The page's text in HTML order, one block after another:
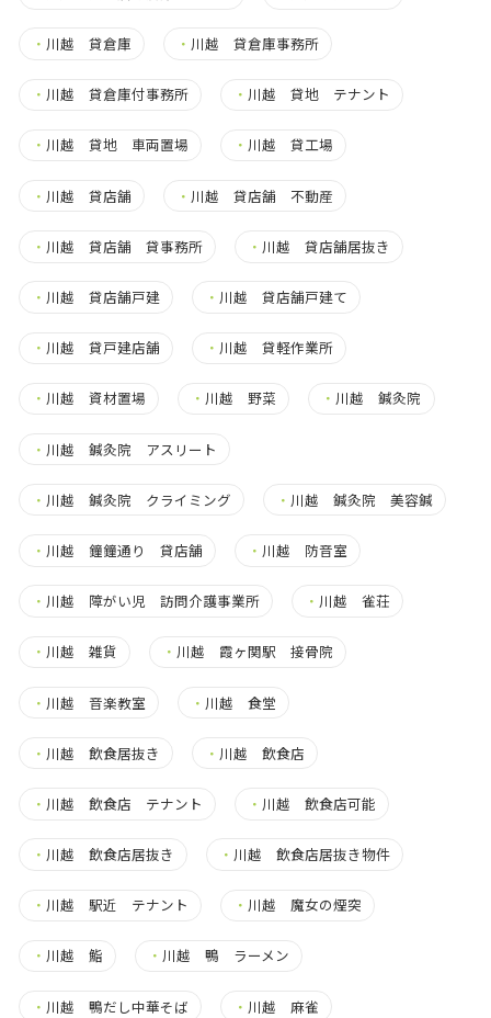
・ 川越 貸倉庫 ・ 川越 貸倉庫事務所
・ 川越 貸倉庫付事務所 ・ 川越 貸地 テナント
・ 川越 貸地 車両置場 ・ 川越 貸工場
・ 川越 貸店舗 ・ 川越 貸店舗 不動産
・ 川越 貸店舗 貸事務所 ・ 川越 貸店舗居抜き
・ 川越 貸店舗戸建 ・ 川越 貸店舗戸建て
・ 川越 貸戸建店舗 ・ 川越 貸軽作業所
・ 川越 資材置場 ・ 川越 野菜 ・ 川越 鍼灸院
・ 川越 鍼灸院 アスリート
・ 川越 鍼灸院 クライミング ・ 川越 鍼灸院 美容鍼
・ 川越 鐘鐘通り 貸店舗 ・ 川越 防音室
・ 川越 障がい児 訪問介護事業所 ・ 川越 雀荘
・ 川越 雑貨 ・ 川越 霞ヶ関駅 接骨院
・ 川越 音楽教室 ・ 川越 食堂
・ 川越 飲食居抜き ・ 川越 飲食店
・ 川越 飲食店 テナント ・ 川越 飲食店可能
・ 川越 飲食店居抜き ・ 川越 飲食店居抜き物件
・ 川越 駅近 テナント ・ 川越 魔女の煙突
・ 川越 鮨 ・ 川越 鴨 ラーメン
・ 川越 鴨だし中華そば ・ 川越 麻雀